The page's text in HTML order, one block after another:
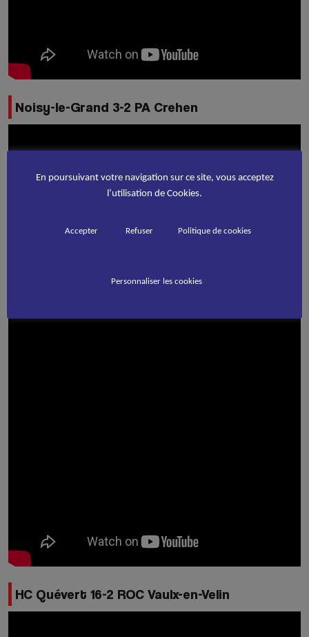
Noisy-le-Grand 3-2 PA Crehen
HC Quévert 16-2 ROC Vaulx-en-Velin
En poursuivant votre navigation sur ce site, vous acceptez
l’utilisation de Cookies.
Accepter Refuser Politique de cookies
Personnaliser les cookies